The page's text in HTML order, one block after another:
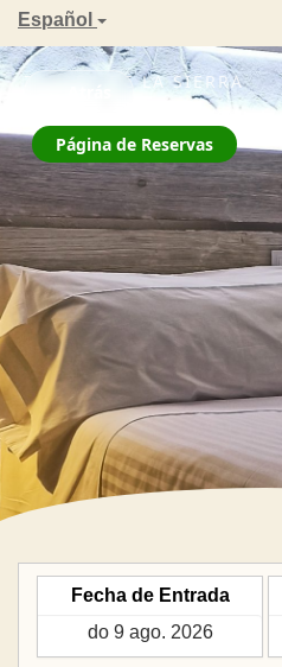
Español
ZAHARA DE LA SIERRA
La Jarana
Página de Reservas
Fecha de Entrada